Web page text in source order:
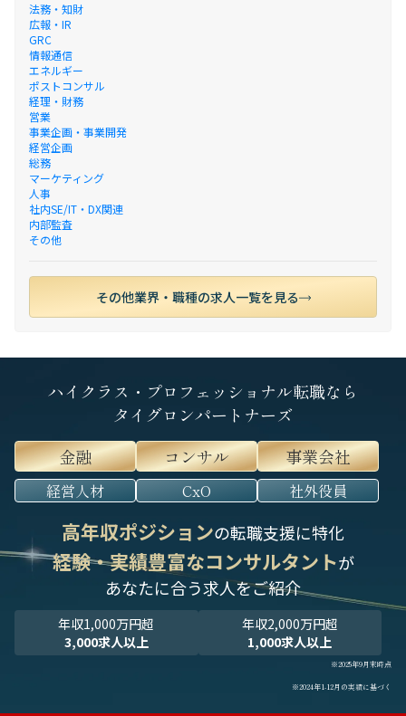
法務・知財
広報・IR
GRC
情報通信
エネルギー
ポストコンサル
経理・財務
営業
事業企画・事業開発
経営企画
総務
マーケティング
人事
社内SE/IT・DX関連
内部監査
その他
その他業界・職種の求人一覧を見る
ハイクラス・プロフェッショナル転職なら
タイグロンパートナーズ
金融
コンサル 事業会社
経営人材 CxO 社外役員
高年収ポジションの転職支援に特化
経験・実績豊富なコンサルタントが
あなたに合う求人をご紹介
年収1,000万円超
3,000求人以上
年収2,000万円超
1,000求人以上
※2025年9月末時点
※2024年1-12月の実績に基づく